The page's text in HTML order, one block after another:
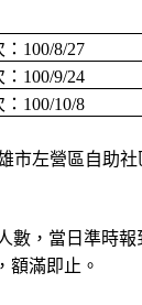
100/8/27
100/9/24
100/10/8
市左營區自助社
數，當日準時
額滿即止。